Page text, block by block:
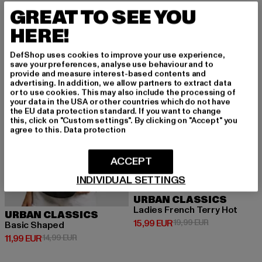
-20%
URBAN CLASSICS
Basic Shaped
11,99 EUR
Derzeitiger Preis: 11,99 EUR
14,99 EURAktionspreis: 14,99 EUR
URBAN CLASSICS
Ladies French Terry Hot
15,99 EUR
Derzeitiger Preis: 15,99 EUR
19,99 EURAktionspreis:
GREAT TO SEE YOU
HERE!
DefShop uses cookies to improve your use experience,
save your preferences, analyse use behaviour and to
provide and measure interest-based contents and
advertising. In addition, we allow partners to extract data
or to use cookies. This may also include the processing of
your data in the USA or other countries which do not have
the EU data protection standard. If you want to change
this, click on "Custom settings". By clicking on "Accept" you
agree to this. Data protection
INDIVIDUAL SETTINGS
ACCEPT